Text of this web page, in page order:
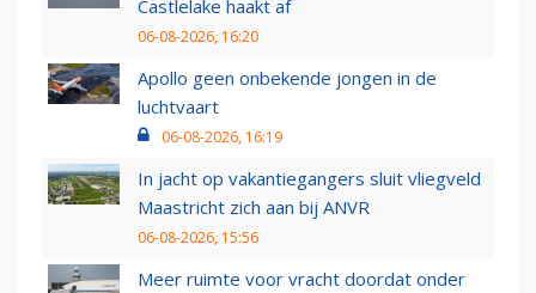
Castlelake haakt af
06-08-2026, 16:20
Apollo geen onbekende jongen in de
luchtvaart
06-08-2026, 16:19
In jacht op vakantiegangers sluit vliegveld
Maastricht zich aan bij ANVR
06-08-2026, 15:56
Meer ruimte voor vracht doordat onder